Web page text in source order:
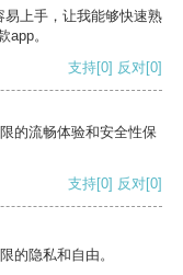
上手，让我能够快速熟
。
支持[0] 反对[0]
的流畅体验和安全性保
支持[0] 反对[0]
的隐私和自由。